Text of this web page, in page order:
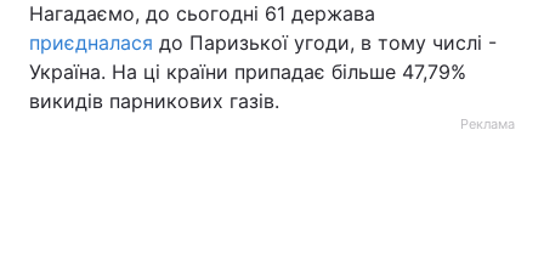
Нагадаємо, до сьогодні 61 держава
приєдналася до Паризької угоди, в тому числі -
Україна. На ці країни припадає більше 47,79%
викидів парникових газів.
Реклама